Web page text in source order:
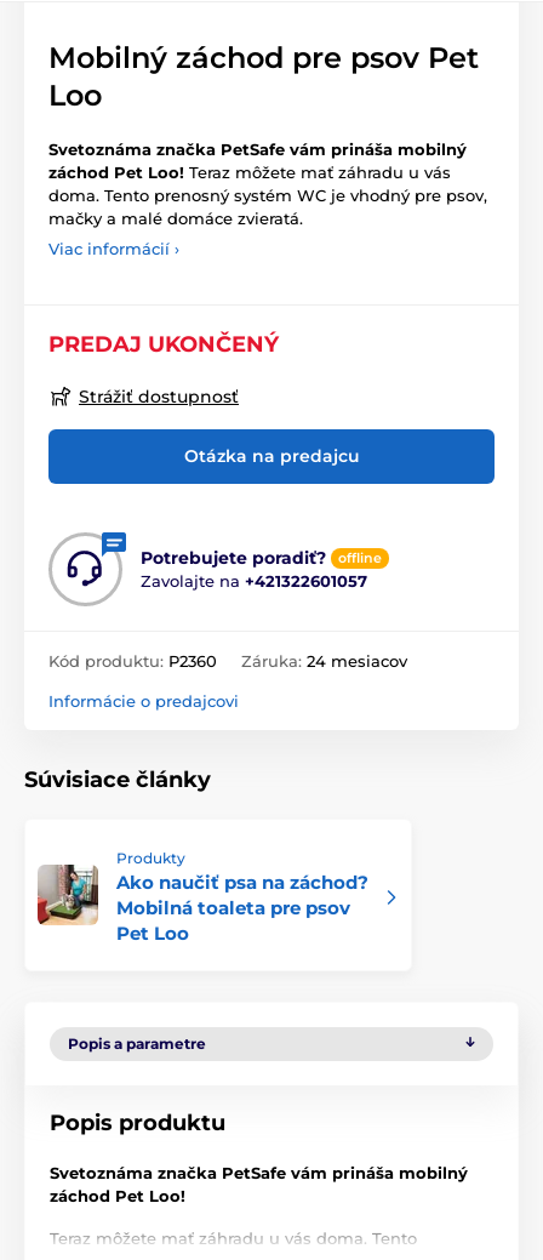
Mobilný záchod pre psov Pet
Loo
Svetoznáma značka PetSafe vám prináša mobilný
záchod Pet Loo! Teraz môžete mať záhradu u vás
doma. Tento prenosný systém WC je vhodný pre psov,
mačky a malé domáce zvieratá.
Viac informácií ›
PREDAJ UKONČENÝ
Strážiť dostupnosť
Otázka na predajcu
Potrebujete poradiť? offline
Zavolajte na +421322601057
Kód produktu: P2360 Záruka: 24 mesiacov
Informácie o predajcovi
Súvisiace články
Produkty
Ako naučiť psa na záchod?
Mobilná toaleta pre psov
Pet Loo
Popis a parametre
Popis produktu
Svetoznáma značka PetSafe vám prináša mobilný
záchod Pet Loo!
Teraz môžete mať záhradu u vás doma. Tento